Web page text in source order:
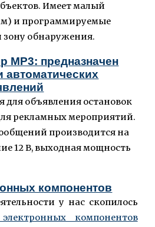
Имеет малый
и программируемые
зону обнаружения.
MP3: предназначен
автоматических
объявления остановок
рекламных мероприятий.
производится на
12 В, выходная мощность
компонентов
у нас скопилось
компонентов